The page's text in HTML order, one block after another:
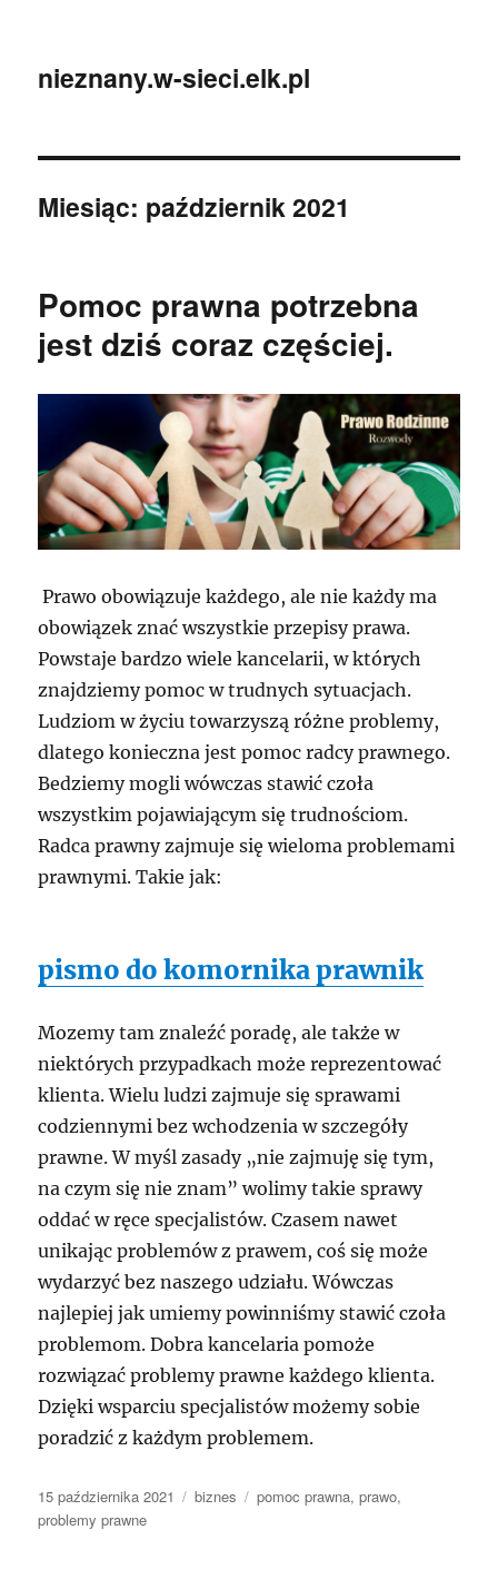
nieznany.w-sieci.elk.pl
Miesiąc: październik 2021
Pomoc prawna potrzebna
jest dziś coraz częściej.
Prawo obowiązuje każdego, ale nie każdy ma
obowiązek znać wszystkie przepisy prawa.
Powstaje bardzo wiele kancelarii, w których
znajdziemy pomoc w trudnych sytuacjach.
Ludziom w życiu towarzyszą różne problemy,
dlatego konieczna jest pomoc radcy prawnego.
Bedziemy mogli wówczas stawić czoła
wszystkim pojawiającym się trudnościom.
Radca prawny zajmuje się wieloma problemami
prawnymi. Takie jak:
pismo do komornika prawnik
Mozemy tam znaleźć poradę, ale także w
niektórych przypadkach może reprezentować
klienta. Wielu ludzi zajmuje się sprawami
codziennymi bez wchodzenia w szczegóły
prawne. W myśl zasady „nie zajmuję się tym,
na czym się nie znam” wolimy takie sprawy
oddać w ręce specjalistów. Czasem nawet
unikając problemów z prawem, coś się może
wydarzyć bez naszego udziału. Wówczas
najlepiej jak umiemy powinniśmy stawić czoła
problemom. Dobra kancelaria pomoże
rozwiązać problemy prawne każdego klienta.
Dzięki wsparciu specjalistów możemy sobie
poradzić z każdym problemem.
Data
publikacji
15 października 2021 Kategorie
biznes Tagi
pomoc prawna,prawo,
problemy prawne